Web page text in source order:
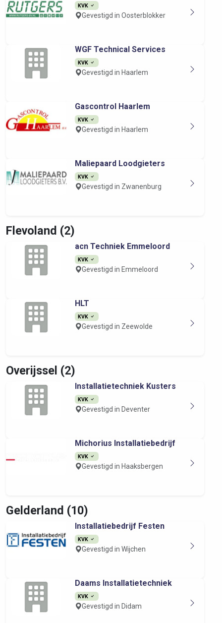
KVK
Gevestigd in Oosterblokker
WGF Technical Services
KVK
Gevestigd in Haarlem
Gascontrol Haarlem
KVK
Gevestigd in Haarlem
Maliepaard Loodgieters
KVK
Gevestigd in Zwanenburg
Flevoland (2)
acn Techniek Emmeloord
KVK
Gevestigd in Emmeloord
HLT
KVK
Gevestigd in Zeewolde
Overijssel (2)
Installatietechniek Kusters
KVK
Gevestigd in Deventer
Michorius Installatiebedrijf
KVK
Gevestigd in Haaksbergen
Gelderland (10)
Installatiebedrijf Festen
KVK
Gevestigd in Wijchen
Daams Installatietechniek
KVK
Gevestigd in Didam